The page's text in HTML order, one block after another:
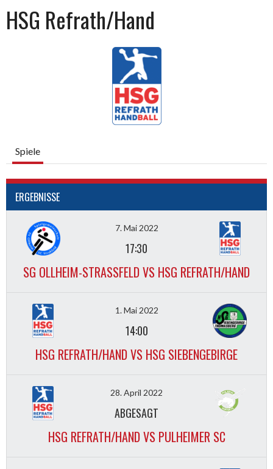
HSG Refrath/Hand
Spiele
ERGEBNISSE
7. Mai 2022
17:30
SG OLLHEIM-STRASSFELD VS HSG REFRATH/HAND
1. Mai 2022
14:00
HSG REFRATH/HAND VS HSG SIEBENGEBIRGE
28. April 2022
ABGESAGT
HSG REFRATH/HAND VS PULHEIMER SC